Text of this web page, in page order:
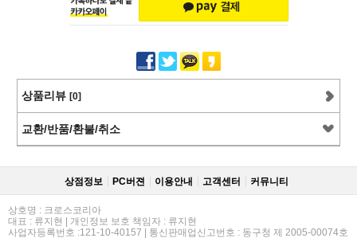
상품리뷰 [0]
교환/반품/환불/취소
상점정보 PC버젼 이용안내 고객센터 커뮤니티
상호명 : 크로스코리아
대표 : 류지현 | 개인정보 보호 책임자 : 류지현
사업자등록번호 :121-10-40157 | 통신판매업신고번호 : 동구청 제 2005-00074호